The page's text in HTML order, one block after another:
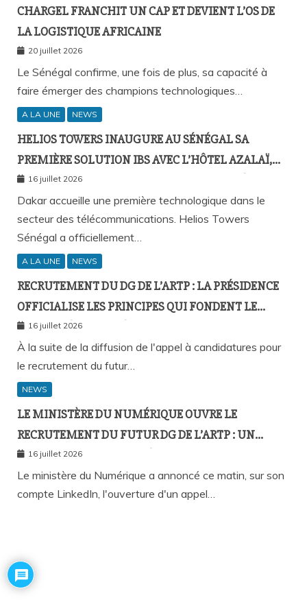
CHARGEL FRANCHIT UN CAP ET DEVIENT L’OS DE
LA LOGISTIQUE AFRICAINE
20 juillet 2026
Le Sénégal confirme, une fois de plus, sa capacité à
faire émerger des champions technologiques…
A LA UNE NEWS
HELIOS TOWERS INAUGURE AU SÉNÉGAL SA
PREMIÈRE SOLUTION IBS AVEC L’HÔTEL AZALAÏ,
NOUVEAU STANDARD DE LA CONNECTIVITÉ
MOBILE À L’INTÉRIEUR DES BÂTIMENTS
16 juillet 2026
Dakar accueille une première technologique dans le
secteur des télécommunications. Helios Towers
Sénégal a officiellement…
A LA UNE NEWS
RECRUTEMENT DU DG DE L’ARTP : LA PRÉSIDENCE
OFFICIALISE LES PRINCIPES QUI FONDENT LE
RECOURS À L’APPEL À CANDIDATURES
16 juillet 2026
À la suite de la diffusion de l'appel à candidatures pour
le recrutement du futur…
NEWS
LE MINISTÈRE DU NUMÉRIQUE OUVRE LE
RECRUTEMENT DU FUTUR DG DE L’ARTP : UN
PREMIER PAS VERS LA MÉRITOCRATIE
RÉPUBLICAINE ?
16 juillet 2026
Le ministère du Numérique a annoncé ce matin, sur son
compte LinkedIn, l'ouverture d'un appel…